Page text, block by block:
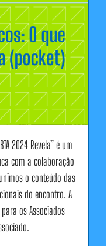
2024 Revela” é um
com a colaboração
o conteúdo das
do encontro. A
os Associados